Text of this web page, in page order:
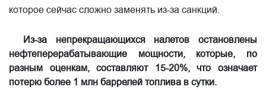
которое сейчас сложно заменять из-за санкций.
Из-за непрекращающихся налетов остановлены
нефтеперерабатывающие мощности, которые, по
разным оценкам, составляют 15-20%, что означает
потерю более 1 млн баррелей топлива в сутки.